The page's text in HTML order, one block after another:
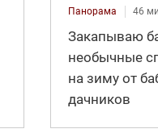
Панорама 46
Закапываю
необычные
на зиму от
дачников